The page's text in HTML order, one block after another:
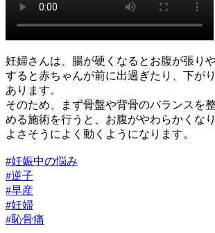
妊婦さんは、腸が硬くなるとお腹が張り
すると赤ちゃんが前に出過ぎたり、下が
あります。
そのため、まず骨盤や背骨のバランスを
める施術を行うと、お腹がやわらかくな
よさそうによく動くようになります。
#妊娠中の悩み
#逆子
#早産
#妊婦
#恥骨痛